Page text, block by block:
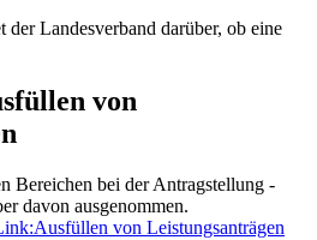
Landesverband darüber, ob eine
von
Bereichen bei der Antragstellung -
davon ausgenommen.
Ausfüllen von Leistungsanträgen